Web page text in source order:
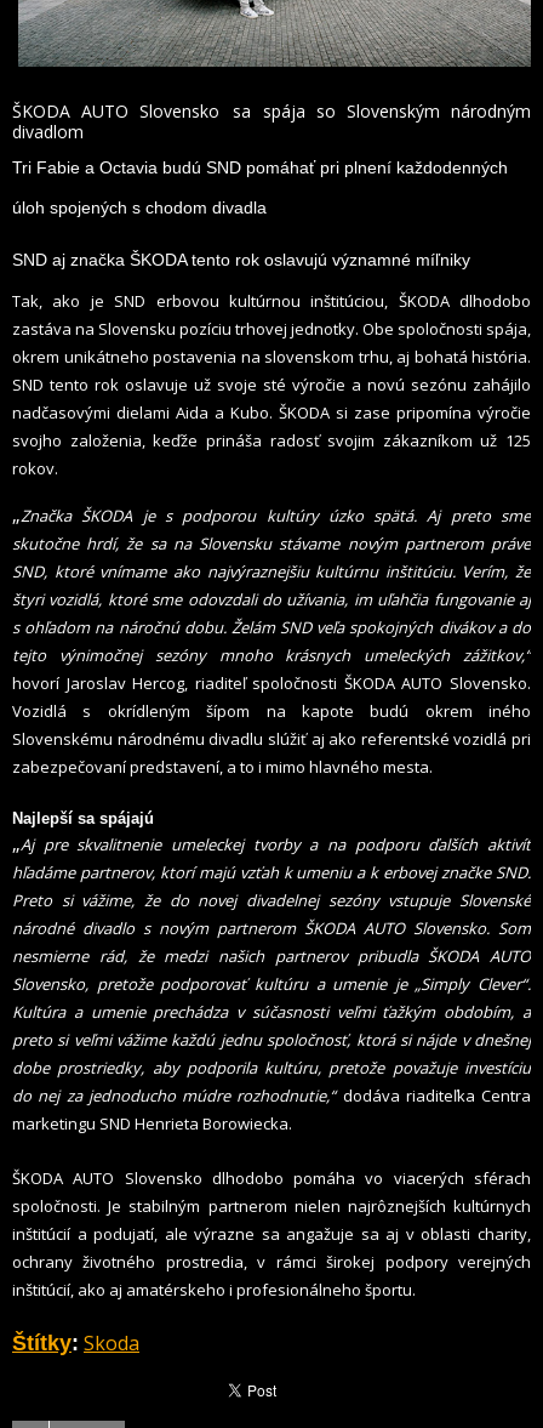
ŠKODA AUTO Slovensko
sa spája so Slovenským národným
divadlom
Tri Fabie a Octavia budú SND pomáhať pri plnení každodenných
úloh spojených s chodom divadla
SND aj značka ŠKODA tento rok oslavujú významné míľniky
Tak, ako je SND erbovou kultúrnou inštitúciou, ŠKODA dlhodobo
zastáva na Slovensku pozíciu trhovej jednotky. Obe spoločnosti spája,
okrem unikátneho postavenia na slovenskom trhu, aj bohatá história.
SND tento rok oslavuje už svoje sté výročie a novú sezónu zahájilo
nadčasovými dielami Aida a Kubo. ŠKODA si zase pripomína výročie
svojho založenia, keďže prináša radosť svojim zákazníkom už 125
rokov.
„Značka ŠKODA je s podporou kultúry úzko spätá. Aj preto sme
skutočne hrdí, že sa na Slovensku stávame novým partnerom práve
SND, ktoré vnímame ako najvýraznejšiu kultúrnu inštitúciu. Verím, že
štyri vozidlá, ktoré sme odovzdali do užívania, im uľahčia fungovanie aj
s ohľadom na náročnú dobu. Želám SND veľa spokojných divákov a do
tejto výnimočnej sezóny mnoho krásnych umeleckých zážitkov,“
hovorí Jaroslav Hercog, riaditeľ spoločnosti ŠKODA AUTO Slovensko.
Vozidlá s okrídleným šípom na kapote budú okrem iného
Slovenskému národnému divadlu slúžiť aj ako referentské vozidlá pri
zabezpečovaní predstavení, a to i mimo hlavného mesta.
Najlepší sa spájajú
„Aj pre skvalitnenie umeleckej tvorby a na podporu ďalších aktivít
hľadáme partnerov, ktorí majú vzťah k umeniu a k erbovej značke SND.
Preto si vážime, že do novej divadelnej sezóny vstupuje Slovenské
národné divadlo s novým partnerom ŠKODA AUTO Slovensko. Som
nesmierne rád, že medzi našich partnerov pribudla ŠKODA AUTO
Slovensko, pretože podporovať kultúru a umenie je „Simply Clever“.
Kultúra a umenie prechádza v súčasnosti veľmi ťažkým obdobím, a
preto si veľmi vážime každú jednu spoločnosť, ktorá si nájde v dnešnej
dobe prostriedky, aby podporila kultúru, pretože považuje investíciu
do nej za jednoducho múdre rozhodnutie,“dodáva riaditeľka Centra
marketingu SND Henrieta Borowiecka.
ŠKODA AUTO Slovensko dlhodobo pomáha vo viacerých sférach
spoločnosti. Je stabilným partnerom nielen najrôznejších kultúrnych
inštitúcií a podujatí, ale výrazne sa angažuje sa aj v oblasti charity,
ochrany životného prostredia, v rámci širokej podpory verejných
inštitúcií, ako aj amatérskeho i profesionálneho športu.
Štítky: Skoda